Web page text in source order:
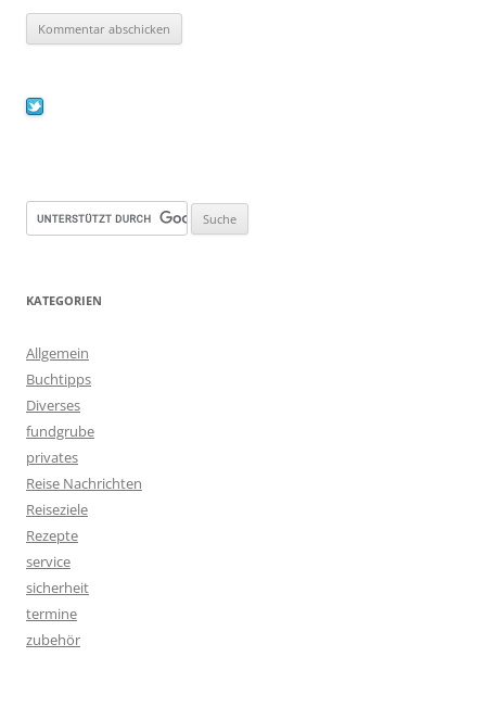
KATEGORIEN
Allgemein
Buchtipps
Diverses
fundgrube
privates
Reise Nachrichten
Reiseziele
Rezepte
service
sicherheit
termine
zubehör